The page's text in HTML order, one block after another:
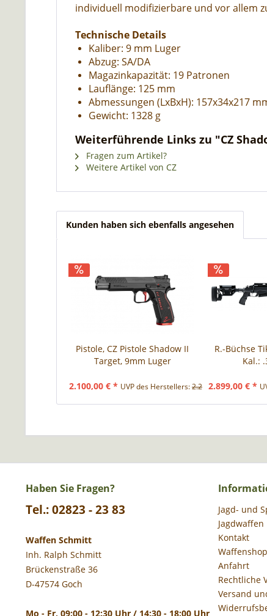
individuell modifizierbare und vor allem
Technische Details
Kaliber: 9 mm Luger
Abzug: SA/DA
Magazinkapazität: 19 Patronen
Lauflänge: 125 mm
Abmessungen (LxBxH): 157x34x217
Gewicht: 1328 g
Weiterführende Links zu "CZ
Fragen zum Artikel?
Weitere Artikel von CZ
Kunden haben sich ebenfalls angesehen
Pistole, CZ Pistole Shadow II
Target, 9mm Luger
2.100,00 € * UVP des Herstellers:2.278,00 € *
R.-Büchse
Kal.:
2.899,00 € *
Haben Sie Fragen?
Tel.: 02823 - 23 83
Waffen Schmitt
Inh. Ralph Schmitt
Brückenstraße 36
D-47574 Goch
Mo - Fr, 09:00 - 12:30 Uhr / 14:30 - 18:00 Uhr
Jagd- und
Jagdwaffen
Kontakt
Waffenshop
Anfahrt
Rechtliche
Versand